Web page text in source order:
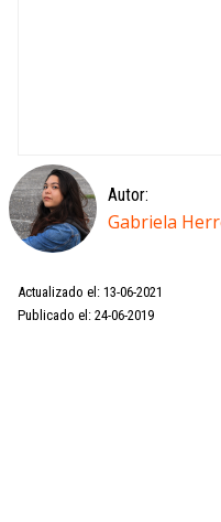
Autor:
Gabriela
Actualizado el: 13-06-2021
Publicado el: 24-06-2019